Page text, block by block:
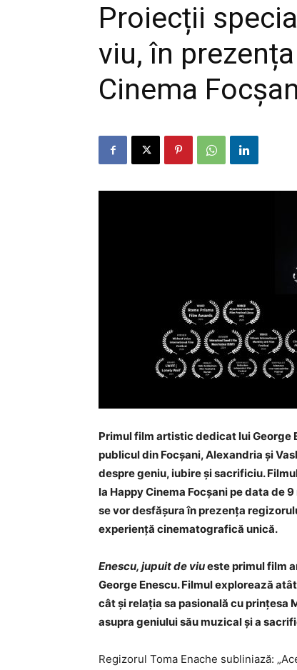
Proiecții
viu, în
Cinema
Primul film artistic dedicat lui George
publicul din Focșani, Alexandria și
despre geniu, iubire și sacrificiu.
la Happy Cinema Focșani pe data de
se vor desfășura în prezența
experiență cinematografică unică.
Enescu, jupuit de viueste primul film
George Enescu. Filmul explorează
cât și relația sa pasională cu prințesa
asupra geniului său muzical și a
Regizorul Toma Enache subliniază: